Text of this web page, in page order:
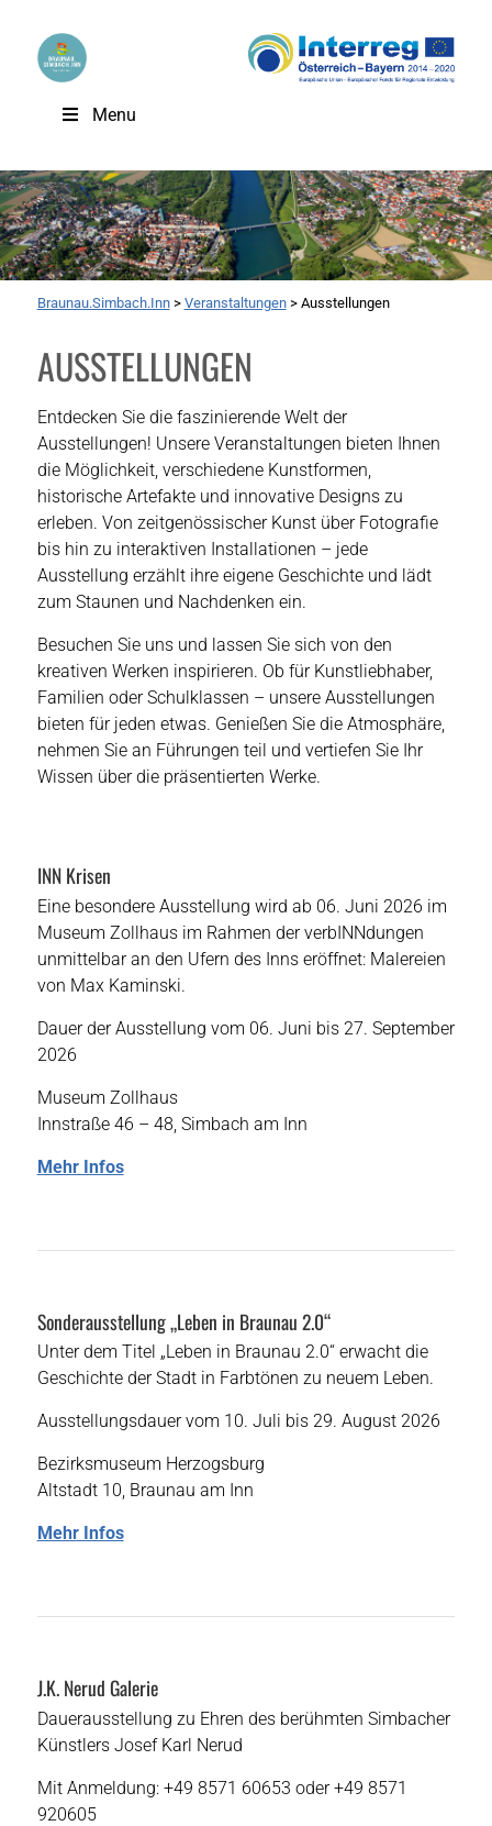
Menu
Braunau.Simbach.Inn> Veranstaltungen> Ausstellungen
AUSSTELLUNGEN
Entdecken Sie die faszinierende Welt der
Ausstellungen! Unsere Veranstaltungen bieten Ihnen
die Möglichkeit, verschiedene Kunstformen,
historische Artefakte und innovative Designs zu
erleben. Von zeitgenössischer Kunst über Fotografie
bis hin zu interaktiven Installationen – jede
Ausstellung erzählt ihre eigene Geschichte und lädt
zum Staunen und Nachdenken ein.
Besuchen Sie uns und lassen Sie sich von den
kreativen Werken inspirieren. Ob für Kunstliebhaber,
Familien oder Schulklassen – unsere Ausstellungen
bieten für jeden etwas. Genießen Sie die Atmosphäre,
nehmen Sie an Führungen teil und vertiefen Sie Ihr
Wissen über die präsentierten Werke.
INN Krisen
Eine besondere Ausstellung wird ab 06. Juni 2026 im
Museum Zollhaus im Rahmen der verbINNdungen
unmittelbar an den Ufern des Inns eröffnet: Malereien
von Max Kaminski.
Dauer der Ausstellung vom 06. Juni bis 27. September
2026
Museum Zollhaus
Innstraße 46 – 48, Simbach am Inn
Mehr Infos
Sonderausstellung „Leben in Braunau 2.0“
Unter dem Titel „Leben in Braunau 2.0“ erwacht die
Geschichte der Stadt in Farbtönen zu neuem Leben.
Ausstellungsdauer vom 10. Juli bis 29. August 2026
Bezirksmuseum Herzogsburg
Altstadt 10, Braunau am Inn
Mehr Infos
J.K. Nerud Galerie
Dauerausstellung zu Ehren des berühmten Simbacher
Künstlers Josef Karl Nerud
Mit Anmeldung: +49 8571 60653 oder +49 8571
920605